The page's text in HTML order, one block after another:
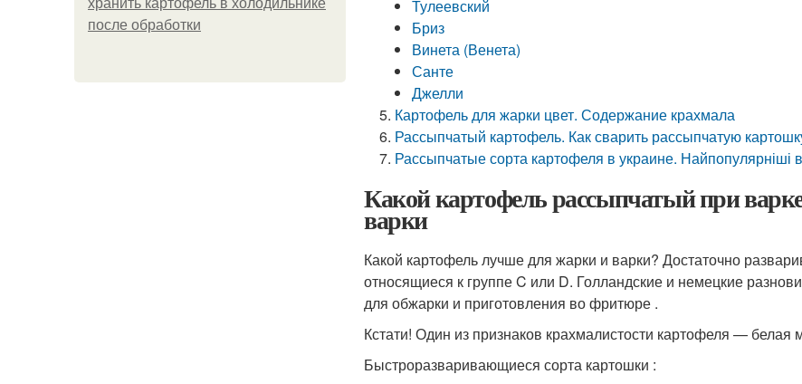
хранить картофель в холодильнике
после обработки
Тулеевский
Бриз
Винета (Венета)
Санте
Джелли
Картофель для жарки цвет. Содержание крахмала
Рассыпчатый картофель. Как сварить рассыпчатую
Рассыпчатые сорта картофеля в украине. Найпопулярніші в
Какой картофель рассыпчатый при
варки
Какой картофель лучше для жарки и варки? Достаточно
относящиеся к группе C или D. Голландские и немецкие
для обжарки и приготовления во фритюре .
Кстати! Один из признаков крахмалистости картофеля — белая
Быстроразваривающиеся сорта картошки :